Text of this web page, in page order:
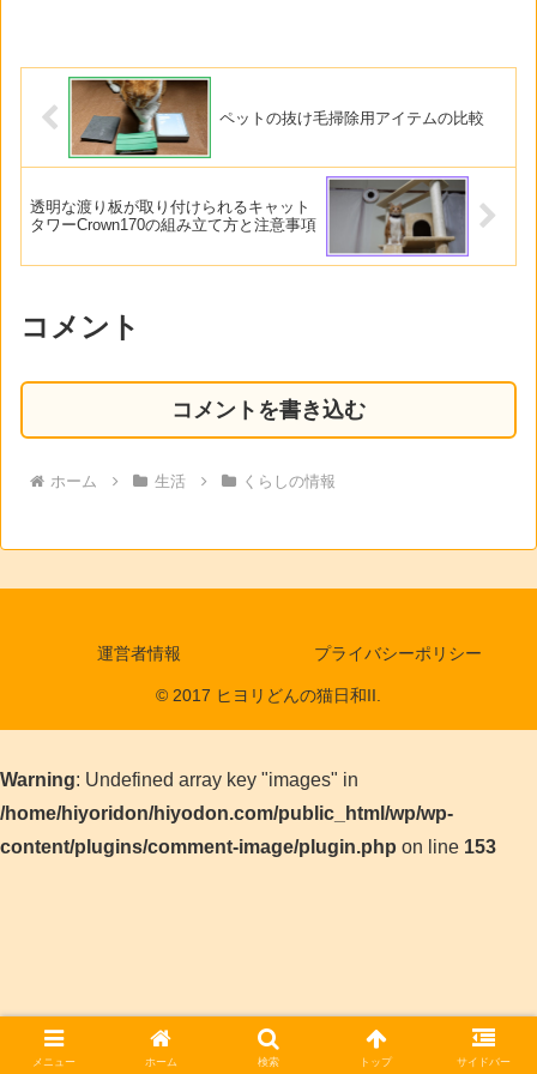
ペットの抜け毛掃除用アイテムの比較
透明な渡り板が取り付けられるキャット
タワーCrown170の組み立て方と注意事項
コメント
コメントを書き込む
ホーム 生活 くらしの情報
運営者情報 プライバシーポリシー
© 2017 ヒヨリどんの猫日和II.
メニュー ホーム 検索 トップ サイドバー
Warning: Undefined array key "images" in
/home/hiyoridon/hiyodon.com/public_html/wp/wp-
content/plugins/comment-image/plugin.php on line 153